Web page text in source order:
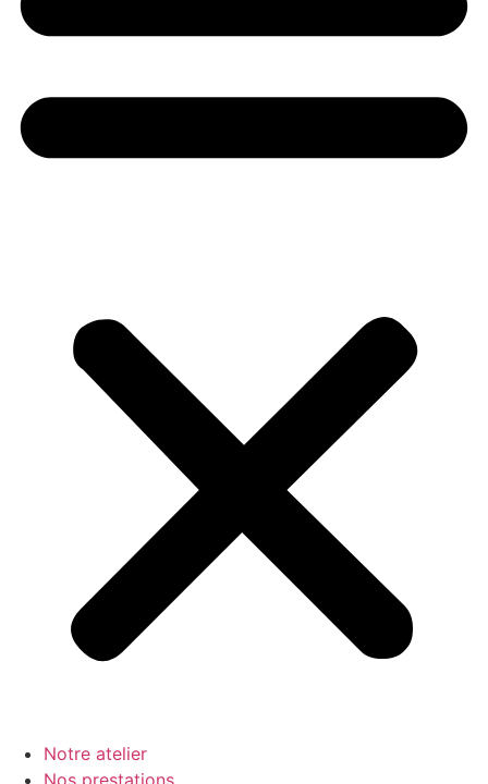
Notre atelier
Nos prestations